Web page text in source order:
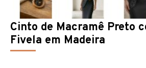
Cinto de Macramê Preto
Fivela em Madeira